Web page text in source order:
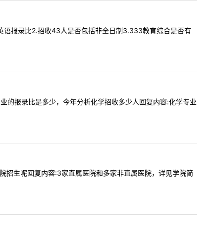
报录比2.招收43人是否包括非全日制3.333教育综合是否有
报录比是多少，今年分析化学招收多少人回复内容:化学专业
生呢回复内容:3家直属医院和多家非直属医院，详见学院简